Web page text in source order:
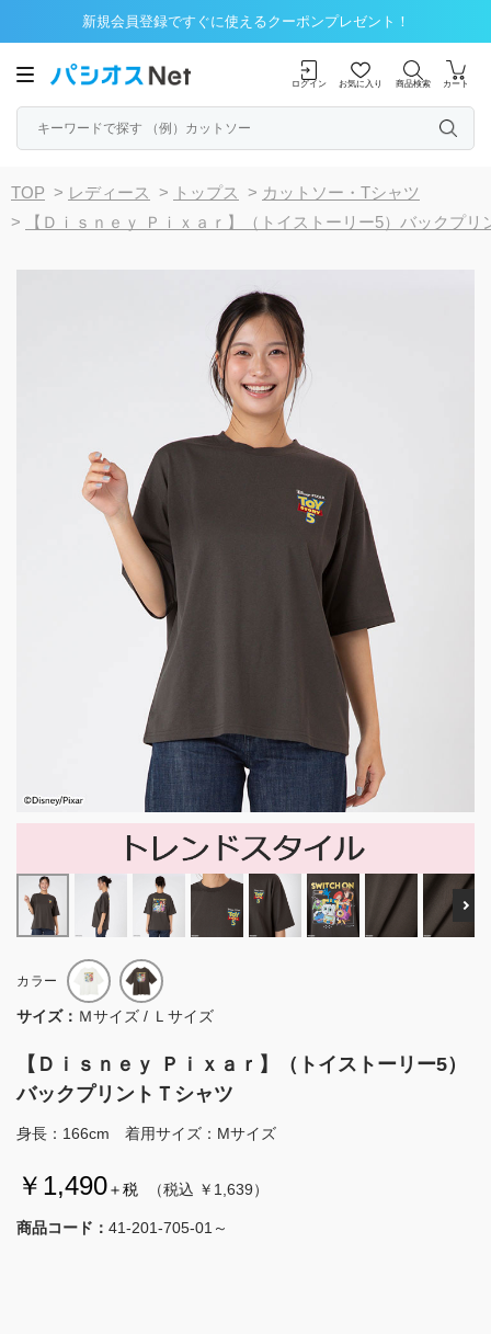
新規会員登録ですぐに使えるクーポンプレゼント！
ログイン お気に入り 商品検索 カート
TOP > レディース > トップス > カットソー・Tシャツ
>
【Ｄｉｓｎｅｙ Ｐｉｘａｒ】（トイストーリー5）バックプリ
【Ｄｉｓｎｅｙ Ｐｉｘａｒ】（トイストーリー5）
バックプリントＴシャツ
身長：166cm 着用サイズ：Mサイズ
￥1,490＋税 （税込 ￥1,639）
商品コード： 41-201-705-01～
カラー
サイズ： Ｍサイズ / Ｌサイズ